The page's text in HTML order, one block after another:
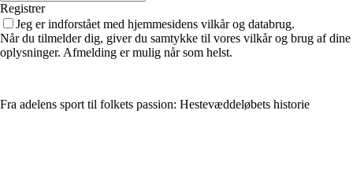
Registrer
Jeg er indforstået med hjemmesidens vilkår og databrug.
Når du tilmelder dig, giver du samtykke til vores vilkår og brug af dine
oplysninger. Afmelding er mulig når som helst.
Fra adelens sport til folkets passion: Hestevæddeløbets historie